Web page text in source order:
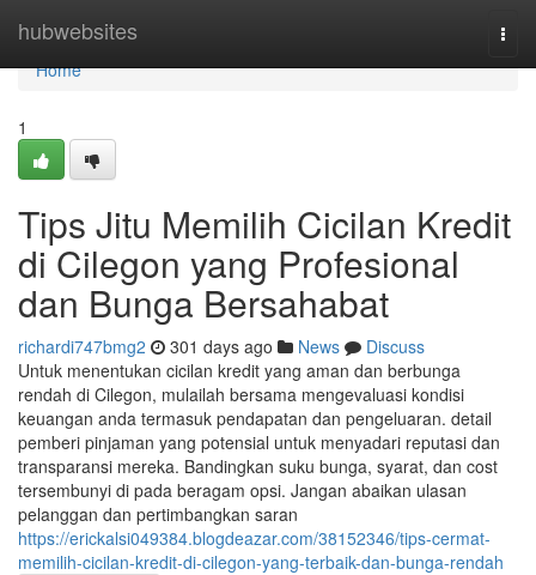
hubwebsites
Home
Home
1
Tips Jitu Memilih Cicilan Kredit
di Cilegon yang Profesional
dan Bunga Bersahabat
richardi747bmg2 301 days ago News
Discuss
Untuk menentukan cicilan kredit yang aman dan berbunga
rendah di Cilegon, mulailah bersama mengevaluasi kondisi
keuangan anda termasuk pendapatan dan pengeluaran. detail
pemberi pinjaman yang potensial untuk menyadari reputasi dan
transparansi mereka. Bandingkan suku bunga, syarat, dan cost
tersembunyi di pada beragam opsi. Jangan abaikan ulasan
pelanggan dan pertimbangkan saran
https://erickalsi049384.blogdeazar.com/38152346/tips-cermat-
memilih-cicilan-kredit-di-cilegon-yang-terbaik-dan-bunga-rendah